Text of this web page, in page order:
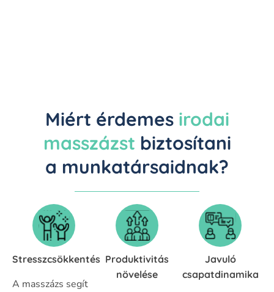
Miért érdemes irodai
masszázst biztosítani
a munkatársaidnak?
Stresszcsökkentés
A masszázs segít
Produktivitás
növelése
Javuló
csapatdinamika